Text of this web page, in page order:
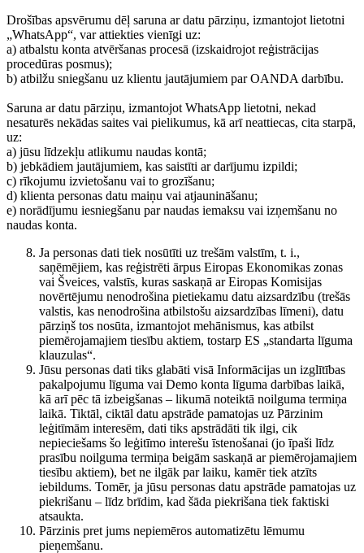
Drošības apsvērumu dēļ saruna ar datu pārziņu, izmantojot lietotni
„WhatsApp“, var attiekties vienīgi uz:
a) atbalstu konta atvēršanas procesā (izskaidrojot reģistrācijas
procedūras posmus);
b) atbilžu sniegšanu uz klientu jautājumiem par OANDA darbību.
Saruna ar datu pārziņu, izmantojot WhatsApp lietotni, nekad
nesaturēs nekādas saites vai pielikumus, kā arī neattiecas, cita starpā,
uz:
a) jūsu līdzekļu atlikumu naudas kontā;
b) jebkādiem jautājumiem, kas saistīti ar darījumu izpildi;
c) rīkojumu izvietošanu vai to grozīšanu;
d) klienta personas datu maiņu vai atjaunināšanu;
e) norādījumu iesniegšanu par naudas iemaksu vai izņemšanu no
naudas konta.
Ja personas dati tiek nosūtīti uz trešām valstīm, t. i.,
saņēmējiem, kas reģistrēti ārpus Eiropas Ekonomikas zonas
vai Šveices, valstīs, kuras saskaņā ar Eiropas Komisijas
novērtējumu nenodrošina pietiekamu datu aizsardzību (trešās
valstis, kas nenodrošina atbilstošu aizsardzības līmeni), datu
pārziņš tos nosūta, izmantojot mehānismus, kas atbilst
piemērojamajiem tiesību aktiem, tostarp ES „standarta līguma
klauzulas“.
Jūsu personas dati tiks glabāti visā Informācijas un izglītības
pakalpojumu līguma vai Demo konta līguma darbības laikā,
kā arī pēc tā izbeigšanas – likumā noteiktā noilguma termiņa
laikā. Tiktāl, ciktāl datu apstrāde pamatojas uz Pārzinim
leģitīmām interesēm, dati tiks apstrādāti tik ilgi, cik
nepieciešams šo leģitīmo interešu īstenošanai (jo īpaši līdz
prasību noilguma termiņa beigām saskaņā ar piemērojamajiem
tiesību aktiem), bet ne ilgāk par laiku, kamēr tiek atzīts
iebildums. Tomēr, ja jūsu personas datu apstrāde pamatojas uz
piekrišanu – līdz brīdim, kad šāda piekrišana tiek faktiski
atsaukta.
Pārzinis pret jums nepiemēros automatizētu lēmumu
pieņemšanu.